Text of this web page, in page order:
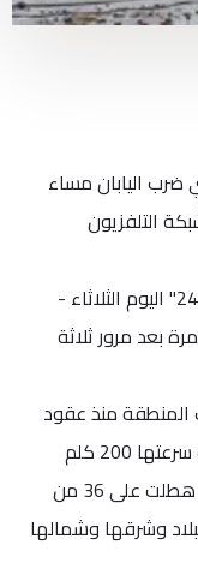
ضرب اليابان مساء
شبكة التلفزيون
وقالت الشبكة - حسبما أفادت قناة "فرانس 24" اليوم الثلاثاء -
بعد مرور ثلاثة
المنطقة منذ عقود
اجتاح الأرخبيل مساء السبت ترافقه رياح قاربت سرعتها 200 كلم
بالساعة، وسبقته أمطار غزيرة "غير مسبوقة" هطلت على 36 من
وشرقها وشمالها